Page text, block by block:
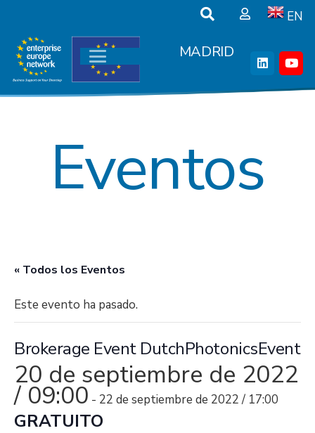
EN
MADRID
Eventos
« Todos los Eventos
Este evento ha pasado.
Brokerage Event DutchPhotonicsEvent
20 de septiembre de 2022
/ 09:00 - 22 de septiembre de 2022 / 17:00
GRATUITO